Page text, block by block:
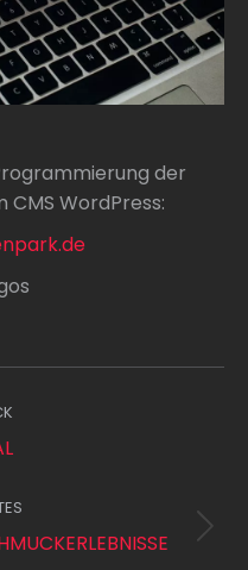
der
WordPress: